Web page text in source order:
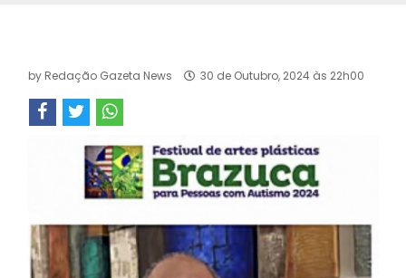
by Redação Gazeta News 30 de Outubro, 2024 às 22h00